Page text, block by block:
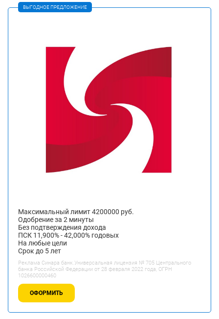
ВЫГОДНОЕ ПРЕДЛОЖЕНИЕ
Максимальный лимит 4200000 руб.
Одобрение за 2 минуты
Без подтверждения дохода
ПСК 11,900% - 42,000% годовых
На любые цели
Срок до 5 лет
Реклама Синара банк.Универсальная лицензия № 705 Центрального
банка Российской Федерации от 28 февраля 2022 года, ОГРН
1026600000460
ОФОРМИТЬ